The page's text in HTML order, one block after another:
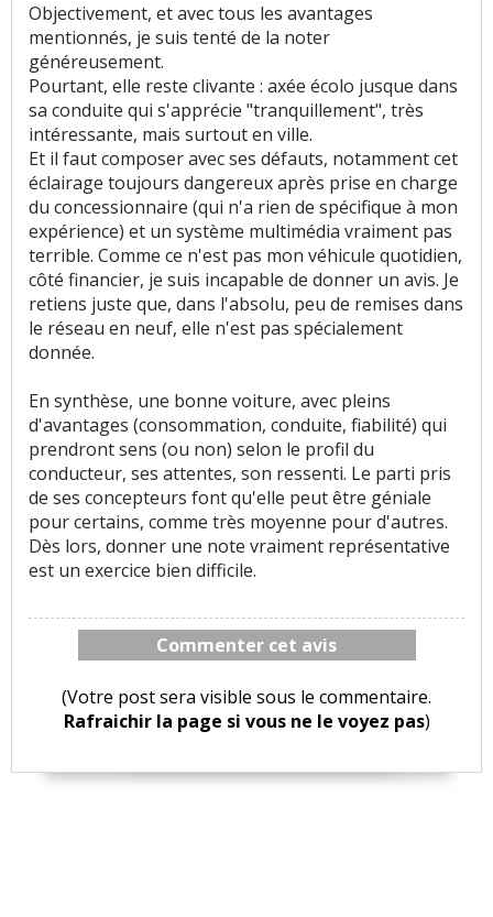
Objectivement, et avec tous les avantages
mentionnés, je suis tenté de la noter
généreusement.
Pourtant, elle reste clivante : axée écolo jusque dans
sa conduite qui s'apprécie "tranquillement", très
intéressante, mais surtout en ville.
Et il faut composer avec ses défauts, notamment cet
éclairage toujours dangereux après prise en charge
du concessionnaire (qui n'a rien de spécifique à mon
expérience) et un système multimédia vraiment pas
terrible. Comme ce n'est pas mon véhicule quotidien,
côté financier, je suis incapable de donner un avis. Je
retiens juste que, dans l'absolu, peu de remises dans
le réseau en neuf, elle n'est pas spécialement
donnée.
En synthèse, une bonne voiture, avec pleins
d'avantages (consommation, conduite, fiabilité) qui
prendront sens (ou non) selon le profil du
conducteur, ses attentes, son ressenti. Le parti pris
de ses concepteurs font qu'elle peut être géniale
pour certains, comme très moyenne pour d'autres.
Dès lors, donner une note vraiment représentative
est un exercice bien difficile.
Commenter cet avis
(Votre post sera visible sous le commentaire.
Rafraichir la page si vous ne le voyez pas)